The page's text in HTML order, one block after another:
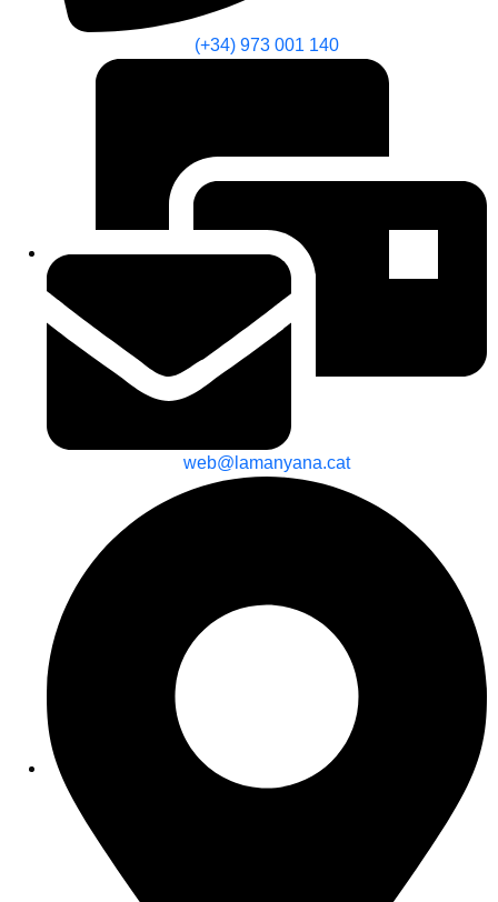
(+34) 973 001 140
web@lamanyana.cat